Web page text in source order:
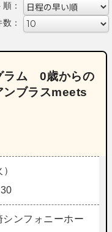
：
：
ラム 0歳からの
ンブラスmeets
シンフォニーホー